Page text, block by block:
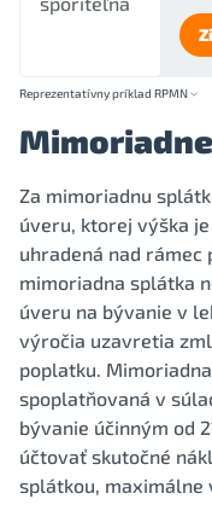
Reprezentatívny príklad RPMN
Za mimoriadnu
úveru, ktorej výška
uhradená nad rámec
mimoriadna splátka
úveru na bývanie v
výročia uzavretia
poplatku.
spoplatňovaná v
bývanie účinným od
účtovať skutočné
splátkou, maximálne